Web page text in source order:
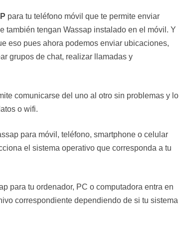
para tu teléfono móvil que te permite enviar
también tengan Wassap instalado en el móvil. Y
eso pues ahora podemos enviar ubicaciones,
grupos de chat, realizar llamadas y
comunicarse del uno al otro sin problemas y lo
o wifi.
para móvil, teléfono, smartphone o celular
el sistema operativo que corresponda a tu
para tu ordenador, PC o computadora entra en
correspondiente dependiendo de si tu sistema